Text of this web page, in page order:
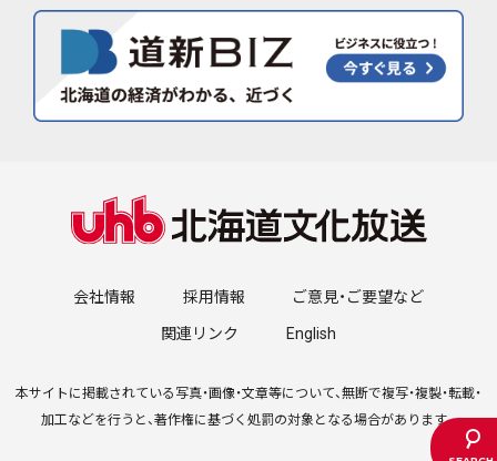
会社情報 採用情報 ご意見・ご要望など
関連リンク English
本サイトに掲載されている写真・画像・文章等について、無断で複写・複製・転載・
加工などを行うと、著作権に基づく処罰の対象となる場合があります。